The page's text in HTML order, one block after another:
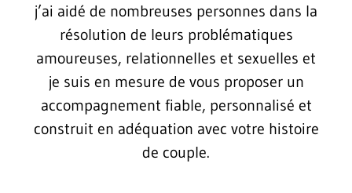
j’ai aidé de nombreuses personnes dans la
résolution de leurs problématiques
amoureuses, relationnelles et sexuelles et
je suis en mesure de vous proposer un
accompagnement fiable, personnalisé et
construit en adéquation avec votre histoire
de couple.